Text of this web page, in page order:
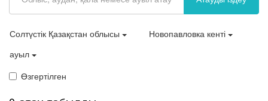
Солтүстік Қазақстан облысы
Новопавловка кенті
ауыл
Өзгертілген